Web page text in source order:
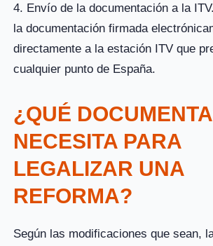
4. Envío de la documentación a la
la documentación firmada
directamente a la estación ITV que
cualquier punto de España.
¿QUÉ
NECESITA PARA
LEGALIZAR UNA
REFORMA?
Según las modificaciones que sean,